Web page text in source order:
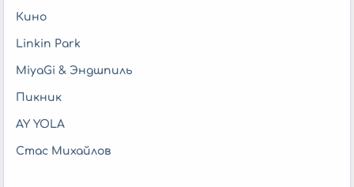
Кино
Linkin Park
MiyaGi & Эндшпиль
Пикник
AY YOLA
Стас Михайлов